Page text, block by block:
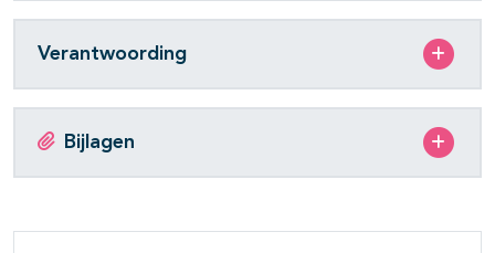
Verantwoording
Bijlagen